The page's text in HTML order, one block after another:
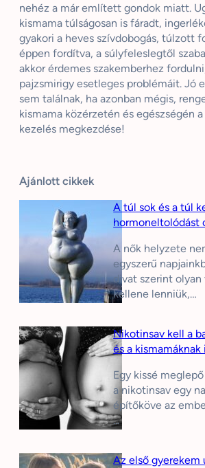
nehéz a már említett gondok miatt.
kismama túlságosan is fáradt,
gyakori a heves szívdobogás, túlzott
éppen fordítva, a súlyfeleslegtől
akkor érdemes szakemberhez
pajzsmirigy esetleges problémáit. Jó
sem találnak, ha azonban mégis,
kismama közérzetén és egészségén
kezelés megkezdése!
Ajánlott cikkek
A túl sok és a túl
hormoneltolódást
A nők helyzete
egyszerű
divat szerint olyan
kellene lenniük,…
Nikotinsav kell a
és a kismamáknak
Egy kissé
a nikotinsav egy
építőköve az
…
Az első gyerekem